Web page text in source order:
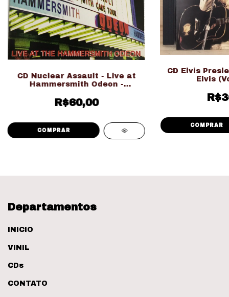
CD Nuclear Assault - Live at
Hammersmith Odeon -
R$60,00
CD Elvis
Elvis
Departamentos
INICIO
VINIL
CDs
CONTATO